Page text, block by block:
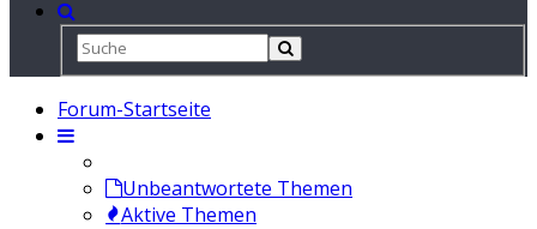
Forum-Startseite
Unbeantwortete Themen
Aktive Themen